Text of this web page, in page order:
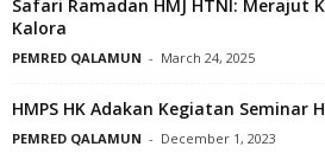
Safari Ramadan HMJ HTNI: Merajut
Kalora
PEMRED QALAMUN - March 24, 2025
HMPS HK Adakan Kegiatan Seminar
PEMRED QALAMUN - December 1, 2023